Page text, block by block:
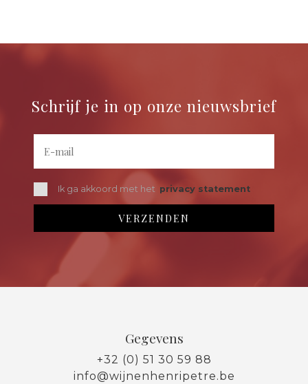
Schrijf je in op onze nieuwsbrief
Ik ga akkoord met het privacy statement
Gegevens
+32 (0) 51 30 59 88
info@wijnenhenripetre.be